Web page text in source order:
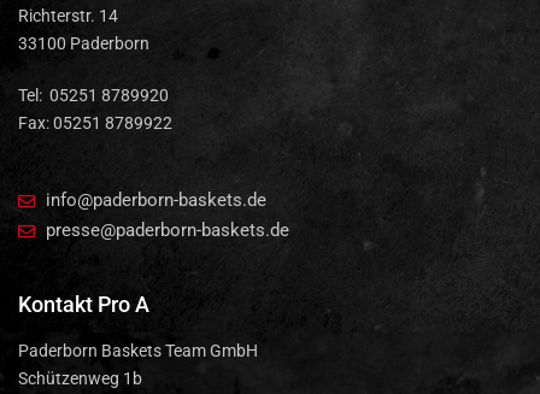
Richterstr. 14
33100 Paderborn
Tel: 05251 8789920
Fax: 05251 8789922
info@paderborn-baskets.de
presse@paderborn-baskets.de
Kontakt Pro A
Paderborn Baskets Team GmbH
Schützenweg 1b